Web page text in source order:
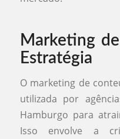
Marketing
Estratégia
O marketing de
utilizada por
Hamburgo para
Isso envolve a